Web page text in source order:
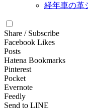
経年車の革
Share / Subscribe
Facebook Likes
Posts
Hatena Bookmarks
Pinterest
Pocket
Evernote
Feedly
Send to LINE